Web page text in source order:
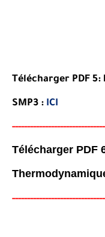
Télécharger PDF
SMP3 : ICI
-------------------------
Télécharger PDF
---------------------------